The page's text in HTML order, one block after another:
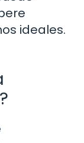
ideales.